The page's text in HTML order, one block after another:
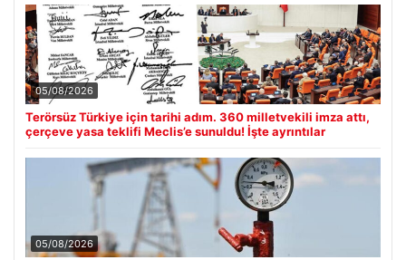
05/08/2026
Terörsüz Türkiye için tarihi adım. 360 milletvekili imza attı,
çerçeve yasa teklifi Meclis’e sunuldu! İşte ayrıntılar
05/08/2026